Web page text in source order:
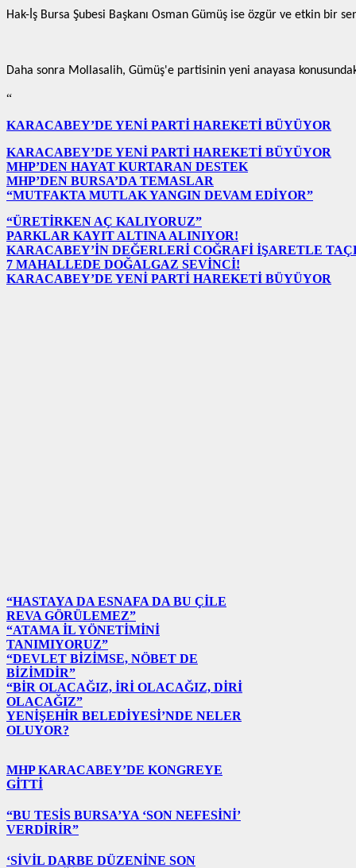
Hak-İş Bursa Şubesi Başkanı Osman Gümüş ise özgür ve etkin bir
Daha sonra Mollasalih, Gümüş'e partisinin yeni anayasa
“
KARACABEY’DE YENİ PARTİ HAREKETİ BÜYÜYOR
KARACABEY’DE YENİ PARTİ HAREKETİ BÜYÜYOR
MHP’DEN HAYAT KURTARAN DESTEK
MHP’DEN BURSA’DA TEMASLAR
“MUTFAKTA MUTLAK YANGIN DEVAM EDİYOR”
“ÜRETİRKEN AÇ KALIYORUZ”
PARKLAR KAYIT ALTINA ALINIYOR!
KARACABEY’İN DEĞERLERİ COĞRAFİ İŞARETLE
7 MAHALLEDE DOĞALGAZ SEVİNCİ!
KARACABEY’DE YENİ PARTİ HAREKETİ BÜYÜYOR
“HASTAYA DA ESNAFA DA BU ÇİLE
REVA GÖRÜLEMEZ”
“ATAMA İL YÖNETİMİNİ
TANIMIYORUZ”
“DEVLET BİZİMSE, NÖBET DE
BİZİMDİR”
“BİR OLACAĞIZ, İRİ OLACAĞIZ, DİRİ
OLACAĞIZ”
YENİŞEHİR BELEDİYESİ’NDE NELER
OLUYOR?
MHP KARACABEY’DE KONGREYE
GİTTİ
“BU TESİS BURSA’YA ‘SON NEFESİNİ’
VERDİRİR”
‘SİVİL DARBE DÜZENİNE SON